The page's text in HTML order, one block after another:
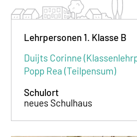
Lehrpersonen 1. Klasse B
Duijts Corinne
Popp Rea (Teilpensum)
Schulort
neues Schulhaus